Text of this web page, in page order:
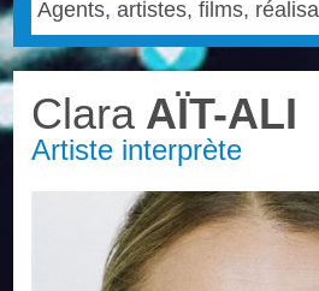
Clara AÏT-ALI
Artiste interprète